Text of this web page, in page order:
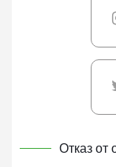
Отказ от